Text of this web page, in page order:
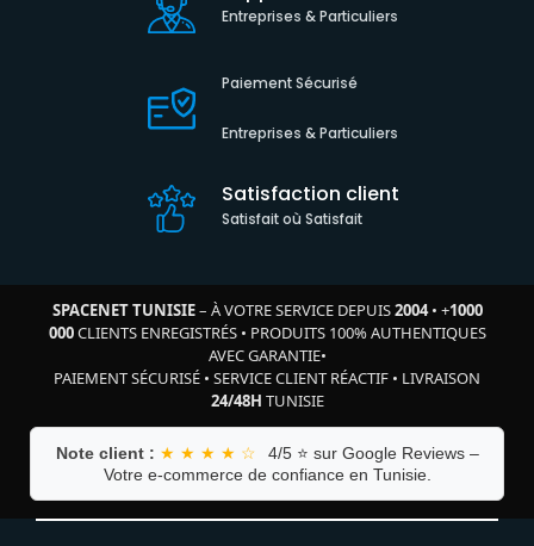
Entreprises & Particuliers
Paiement Sécurisé
Entreprises & Particuliers
Satisfaction client
Satisfait où Satisfait
SPACENET TUNISIE– À VOTRE SERVICE DEPUIS2004• +1000
000CLIENTS ENREGISTRÉS• PRODUITS 100% AUTHENTIQUES
AVEC GARANTIE•
PAIEMENT SÉCURISÉ • SERVICE CLIENT RÉACTIF • LIVRAISON
24/48H TUNISIE
Note client : ★ ★ ★ ★ ☆
4/5 ⭐ sur Google Reviews –
Votre e-commerce de confiance en Tunisie.